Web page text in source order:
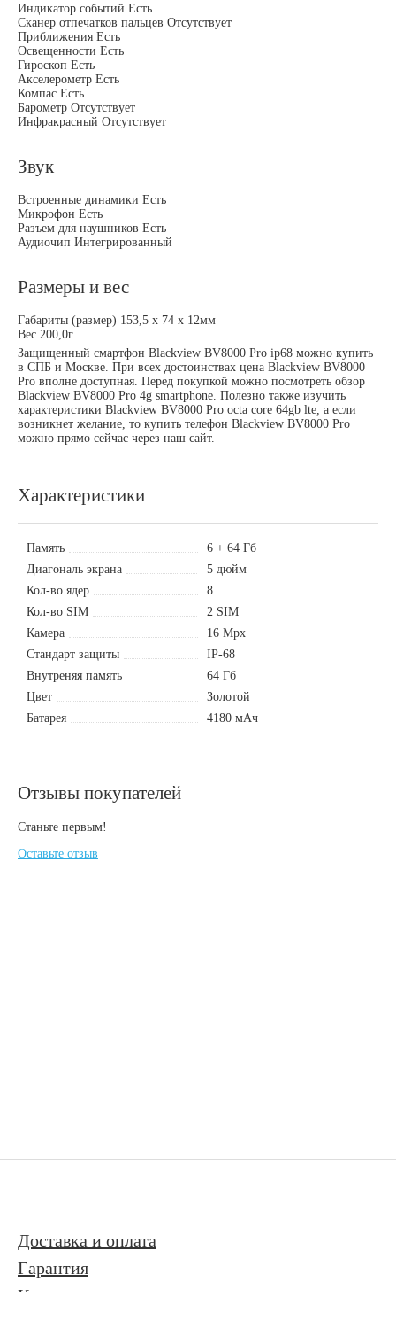
Индикатор событий Есть
Сканер отпечатков пальцев Отсутствует
Приближения Есть
Освещенности Есть
Гироскоп Есть
Акселерометр Есть
Компас Есть
Барометр Отсутствует
Инфракрасный Отсутствует
Звук
Встроенные динамики Есть
Микрофон Есть
Разъем для наушников Есть
Аудиочип Интегрированный
Размеры и вес
Габариты (размер) 153,5 x 74 x 12мм
Вес 200,0г
Защищенный смартфон Blackview BV8000 Pro ip68 можно купить
в СПБ и Москве. При всех достоинствах цена Blackview BV8000
Pro вполне доступная. Перед покупкой можно посмотреть обзор
Blackview BV8000 Pro 4g smartphone. Полезно также изучить
характеристики Blackview BV8000 Pro octa core 64gb lte, а если
возникнет желание, то купить телефон Blackview BV8000 Pro
можно прямо сейчас через наш сайт.
Характеристики
Память
6 + 64 Гб
Диагональ экрана
5 дюйм
Кол-во ядер
8
Кол-во SIM
2 SIM
Камера
16 Mpx
Стандарт защиты
IP-68
Внутреняя память
64 Гб
Цвет
Золотой
Батарея
4180 мАч
Отзывы покупателей
Станьте первым!
Оставьте отзыв
Доставка и оплата
Гарантия
Контакты